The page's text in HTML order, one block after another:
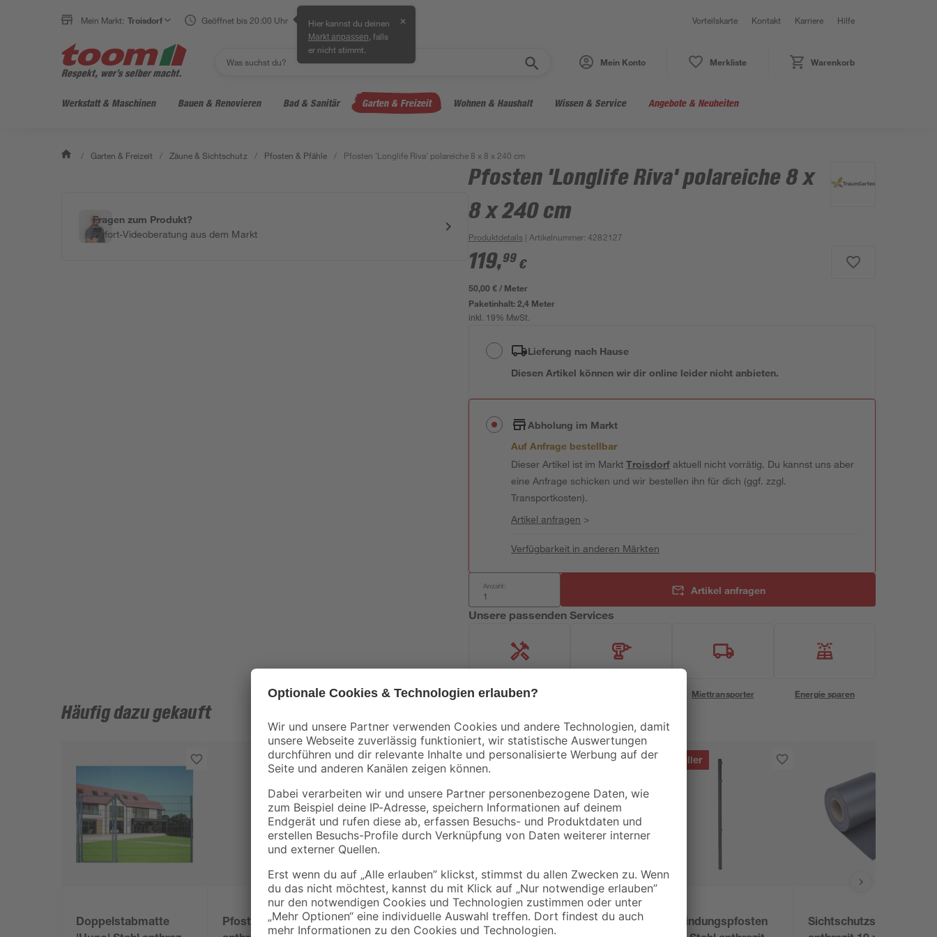
Mein Markt: Troisdorf Geöffnet bis 20:00 Uhr Hier kannst du deinen
Markt anpassen , falls
er nicht stimmt.
✕ Vorteilskarte Kontakt Karriere Hilfe
Mein Konto Merkliste Warenkorb
Werkstatt & Maschinen Bauen & Renovieren Bad & Sanitär Garten & Freizeit Wohnen & Haushalt Wissen & Service Angebote & Neuheiten
/ Garten & Freizeit / Zäune & Sichtschutz / Pfosten & Pfähle / Pfosten 'Longlife Riva' polareiche 8 x 8 x 240 cm
Fragen zum Produkt?
Sofort-Videoberatung aus dem Markt
Pfosten 'Longlife Riva' polareiche 8 x
8 x 240 cm
Produktdetails | Artikelnummer:4282127
119,99 €
50,00 € / Meter
Paketinhalt:2,4 Meter
inkl. 19% MwSt.
Lieferung nach Hause
Diesen Artikel können wir dir online leider nicht anbieten.
Abholung im Markt
Auf Anfrage bestellbar
Dieser Artikel ist im MarktTroisdorfaktuell nicht vorrätig. Du kannst uns aber
eine Anfrage schicken und wir bestellen ihn für dich (ggf. zzgl.
Transportkosten).
Artikel anfragen >
Verfügbarkeit in anderen Märkten
Anzahl: Artikel anfragen
Unsere passenden Services
Handwerksservice Miettransporter Energie sparen
Häufig dazu gekauft
Doppelstabmatte
Pfosten 'Hugo' Stahl
Bestseller
Doppelstabmatte
Gartentor 'Hugo
Bestseller
Verbindungspfosten
Sichtschutzstreifen